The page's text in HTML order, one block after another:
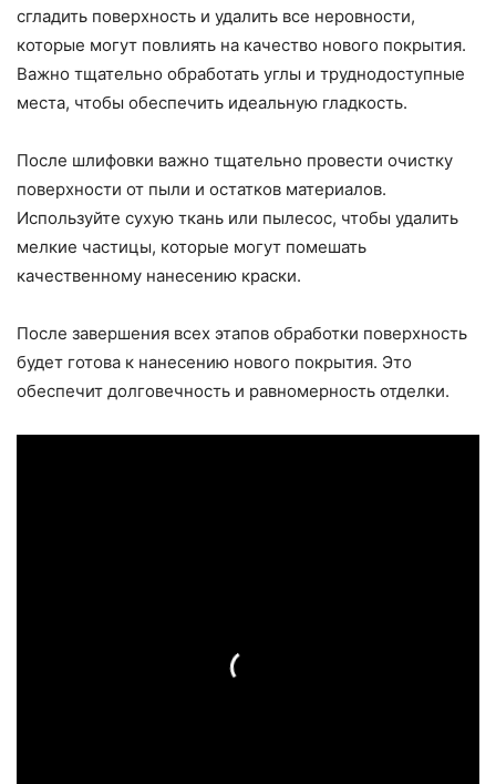
сгладить поверхность и удалить все неровности,
которые могут повлиять на качество нового покрытия.
Важно тщательно обработать углы и труднодоступные
места, чтобы обеспечить идеальную гладкость.
После шлифовки важно тщательно провести очистку
поверхности от пыли и остатков материалов.
Используйте сухую ткань или пылесос, чтобы удалить
мелкие частицы, которые могут помешать
качественному нанесению краски.
После завершения всех этапов обработки поверхность
будет готова к нанесению нового покрытия. Это
обеспечит долговечность и равномерность отделки.